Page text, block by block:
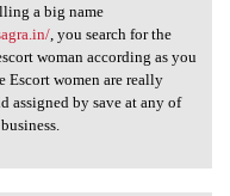
calling a
a big name
, you search for the
woman according as you
Escort women are really
assigned by save at any of